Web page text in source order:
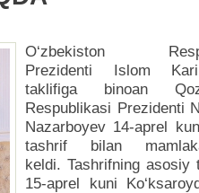
O‘zbekiston
Prezidenti Islom
taklifiga binoan
Respublikasi Prezidenti
Nazarboyev 14-aprel
tashrif bilan
keldi. Tashrifning asosiy
15-aprel kuni